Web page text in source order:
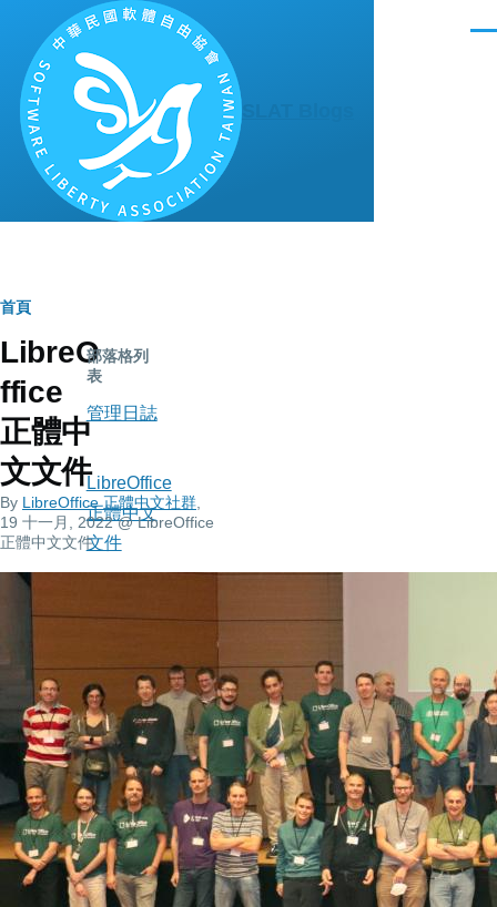
移至主內容
導
航
連
結
首頁
LibreO
ffice
正體中
文文件
By LibreOffice 正體中文社群
19 十一月, 2022@ LibreOffice
正體中文文件
部落格列
表
管理日誌
LibreOffice
正體中文
文件
肥貓的異
軟體自由
運動部落
格
馬哥的大
小事